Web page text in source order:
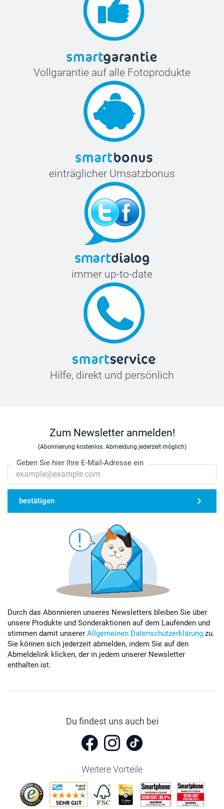
Vollgarantie auf alle Fotoprodukte
einträglicher Umsatzbonus
immer up-to-date
Hilfe, direkt und persönlich
Zum Newsletter anmelden!
(Abonnierung kostenlos. Abmeldung jederzeit möglich)
Geben Sie hier Ihre E-Mail-Adresse ein
bestätigen
Durch das Abonnieren unseres Newsletters bleiben Sie über
unsere Produkte und Sonderaktionen auf dem Laufenden und
stimmen damit unserer Allgemeinen Datenschutzerklärung zu.
Sie können sich jederzeit abmelden, indem Sie auf den
Abmeldelink klicken, der in jedem unserer Newsletter
enthalten ist.
Du findest uns auch bei
Weitere Vorteile